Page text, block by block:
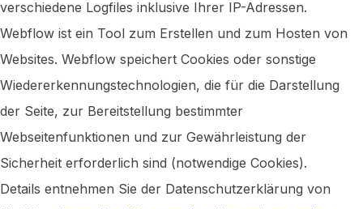
verschiedene Logfiles inklusive Ihrer IP-Adressen.
Webflow ist ein Tool zum Erstellen und zum Hosten von
Websites. Webflow speichert Cookies oder sonstige
Wiedererkennungstechnologien, die für die Darstellung
der Seite, zur Bereitstellung bestimmter
Webseitenfunktionen und zur Gewährleistung der
Sicherheit erforderlich sind (notwendige Cookies).
Details entnehmen Sie der Datenschutzerklärung von